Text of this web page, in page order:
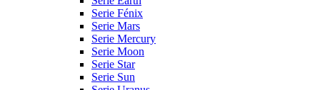
Serie Fénix
Serie Mars
Serie Mercury
Serie Moon
Serie Star
Serie Sun